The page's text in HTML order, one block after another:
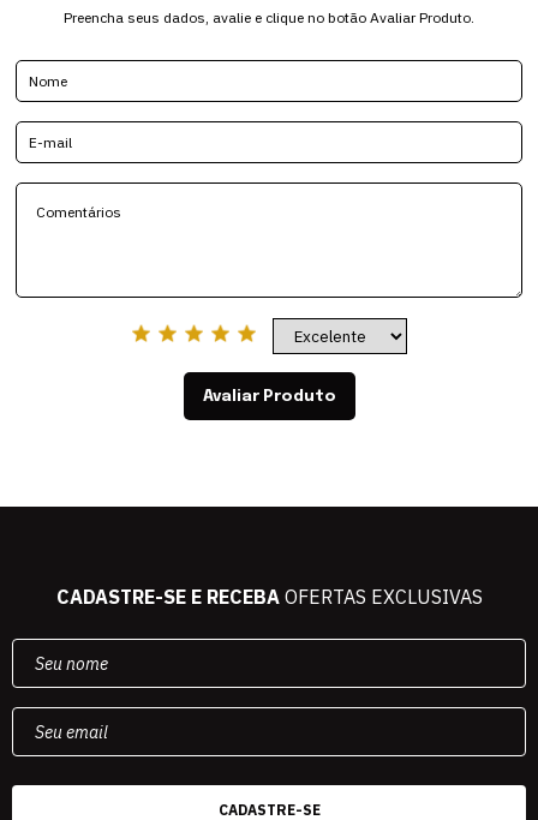
Preencha seus dados, avalie e clique no botão Avaliar Produto.
Avaliar Produto
CADASTRE-SE E RECEBAOFERTAS EXCLUSIVAS